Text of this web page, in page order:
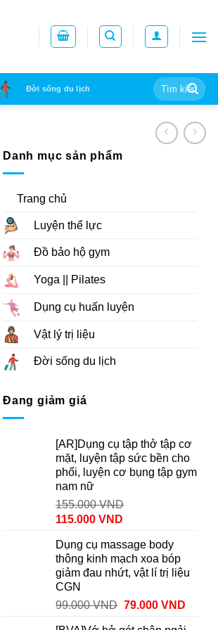
Đời sống du lịch
Tìm
kiếm:
Danh mục sản phẩm
Trang chủ
Luyện thể lực
Đồ bảo hộ gym
Yoga || Pilates
Dụng cụ huấn luyện
Vật lý trị liệu
Đời sống du lịch
Đang giảm giá
[AR]Dụng cụ tập thở tập cơ
mặt, luyện tập sức bền cho
phổi, luyện cơ bụng tập gym
nam nữ
155.000VND
115.000 VND
Dụng cụ massage body
thông kinh mạch xoa bóp
giảm đau nhứt, vật lí trị liệu
CGN
99.000VND 79.000 VND